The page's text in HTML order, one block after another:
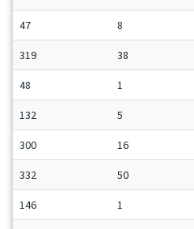
47 8
319 38
48 1
132 5
300 16
332 50
146 1